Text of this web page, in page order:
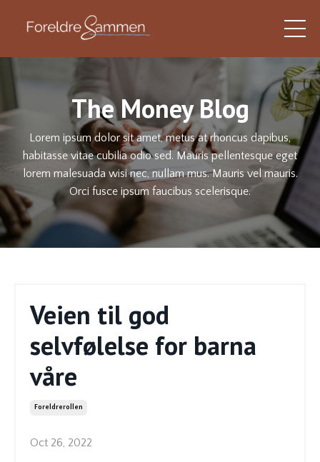
The Money Blog
Lorem ipsum dolor sit amet, metus at rhoncus dapibus,
habitasse vitae cubilia odio sed. Mauris pellentesque eget
lorem malesuada wisi nec, nullam mus. Mauris vel mauris.
Orci fusce ipsum faucibus scelerisque.
Veien til god
selvfølelse for barna
våre
Foreldrerollen
Oct 26, 2022